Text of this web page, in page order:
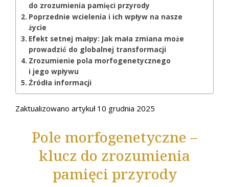
do zrozumienia pamięci przyrody
Poprzednie wcielenia i ich wpływ na nasze
życie
Efekt setnej małpy: Jak mała zmiana może
prowadzić do globalnej transformacji
Zrozumienie pola morfogenetycznego
i jego wpływu
Źródła informacji
Zaktualizowano artykuł 10 grudnia 2025
Pole morfogenetyczne –
klucz do zrozumienia
pamięci przyrody